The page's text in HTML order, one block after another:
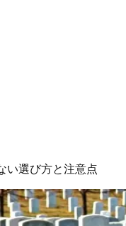
い選び方と注意点